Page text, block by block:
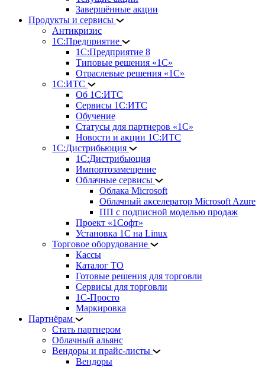
Завершённые акции
Продукты и сервисы
Антикризис
1С:Предприятие
1С:Предприятие 8
Типовые решения «1С»
Отраслевые решения «1С»
1С:ИТС
Об 1С:ИТС
Сервисы 1С:ИТС
Обучение
Статусы для партнеров «1С»
Новости и акции 1С:ИТС
1С:Дистрибьюция
1С:Дистрибьюция
Импортозамещение
Облачные сервисы
Облака Microsoft
Облачный акселератор Microsoft Azure
ПП с подписной моделью продаж
Проект «1Софт»
Установка 1С на Linux
Торговое оборудование
Кассы
Каталог ТО
Готовые решения для торговли
Сервисы для торговли
1С-Просто
Маркировка
Партнёрам
Стать партнером
Облачный альянс
Вендоры и прайс-листы
Вендоры